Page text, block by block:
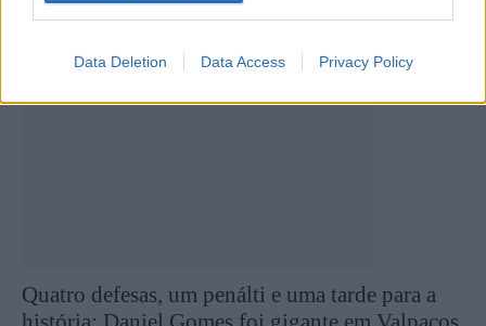
Data Deletion Data Access Privacy Policy
Quatro defesas, um penálti e uma tarde para a